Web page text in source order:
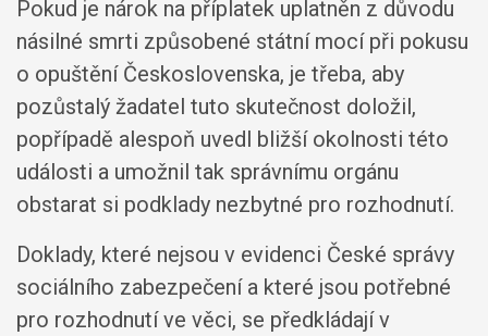
Pokud je nárok na příplatek uplatněn z důvodu
násilné smrti způsobené státní mocí při pokusu
o opuštění Československa, je třeba, aby
pozůstalý žadatel tuto skutečnost doložil,
popřípadě alespoň uvedl bližší okolnosti této
události a umožnil tak správnímu orgánu
obstarat si podklady nezbytné pro rozhodnutí.
Doklady, které nejsou v evidenci České správy
sociálního zabezpečení a které jsou potřebné
pro rozhodnutí ve věci, se předkládají v